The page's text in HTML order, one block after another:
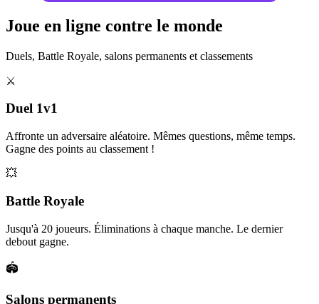
Joue en ligne contre le monde
Duels, Battle Royale, salons permanents et classements
⚔️
Duel 1v1
Affronte un adversaire aléatoire. Mêmes questions, même temps.
Gagne des points au classement !
💥
Battle Royale
Jusqu'à 20 joueurs. Éliminations à chaque manche. Le dernier
debout gagne.
🏟️
Salons permanents